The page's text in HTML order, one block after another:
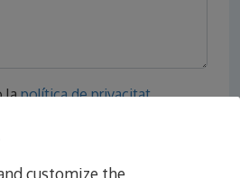
lapolítica de privacitat.
customize the